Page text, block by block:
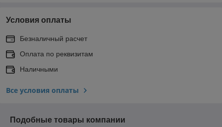
Условия оплаты
Безналичный расчет
Оплата по реквизитам
Наличными
Все условия оплаты
Подобные товары компании